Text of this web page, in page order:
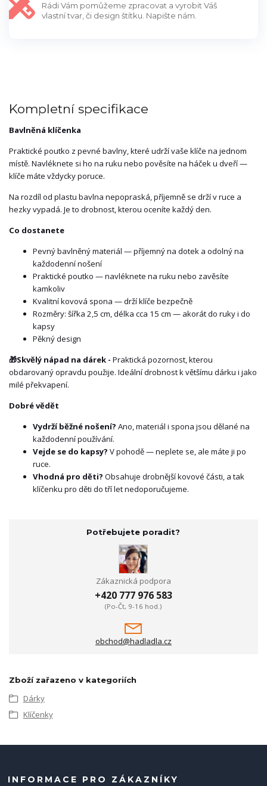
Rádi Vám pomůžeme zpracovat a vyrobit Váš
vlastní tvar, či design štítku. Napište nám.
Kompletní specifikace
Bavlněná klíčenka
Praktické poutko z pevné bavlny, které udrží vaše klíče na jednom
místě. Navléknete si ho na ruku nebo pověsíte na háček u dveří —
klíče máte vždycky poruce.
Na rozdíl od plastu bavlna nepopraská, příjemně se drží v ruce a
hezky vypadá. Je to drobnost, kterou oceníte každý den.
Co dostanete
Pevný bavlněný materiál — příjemný na dotek a odolný na
každodenní nošení
Praktické poutko — navléknete na ruku nebo zavěsíte
kamkoliv
Kvalitní kovová spona — drží klíče bezpečně
Rozměry: šířka 2,5 cm, délka cca 15 cm — akorát do ruky i do
kapsy
Pěkný design
🎁Skvělý nápad na dárek - Praktická pozornost, kterou
obdarovaný opravdu použije. Ideální drobnost k většímu dárku i jako
milé překvapení.
Dobré vědět
Vydrží běžné nošení? Ano, materiál i spona jsou dělané na
každodenní používání.
Vejde se do kapsy? V pohodě — neplete se, ale máte ji po
ruce.
Vhodná pro děti? Obsahuje drobnější kovové části, a tak
klíčenku pro děti do tří let nedoporučujeme.
Potřebujete poradit?
Zákaznická podpora
+420 777 976 583
(Po-Čt, 9-16 hod.)
obchod@hadladla.cz
Zboží zařazeno v kategoriích
Dárky
Klíčenky
INFORMACE PRO ZÁKAZNÍKY